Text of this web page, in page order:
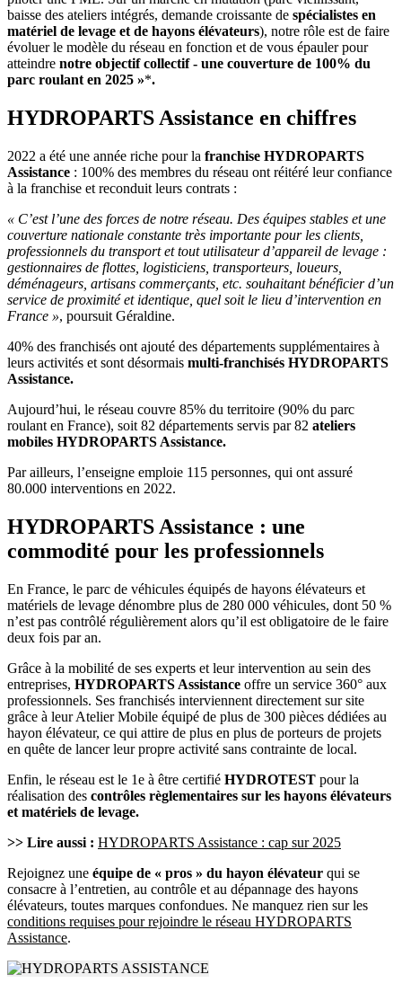
baisse des ateliers intégrés, demande croissante de spécialistes en
matériel de levage et de hayons élévateurs), notre rôle est de faire
évoluer le modèle du réseau en fonction et de vous épauler pour
atteindre notre objectif collectif - une couverture de 100% du
parc roulant en 2025 »*.
HYDROPARTS Assistance en chiffres
2022 a été une année riche pour la franchise HYDROPARTS
Assistance : 100% des membres du réseau ont réitéré leur confiance
à la franchise et reconduit leurs contrats :
« C’est l’une des forces de notre réseau. Des équipes stables et une
couverture nationale constante très importante pour les clients,
professionnels du transport et tout utilisateur d’appareil de levage :
gestionnaires de flottes, logisticiens, transporteurs, loueurs,
déménageurs, artisans commerçants, etc. souhaitant bénéficier d’un
service de proximité et identique, quel soit le lieu d’intervention en
France », poursuit Géraldine.
40% des franchisés ont ajouté des départements supplémentaires à
leurs activités et sont désormais multi-franchisés HYDROPARTS
Assistance.
Aujourd’hui, le réseau couvre 85% du territoire (90% du parc
roulant en France), soit 82 départements servis par 82 ateliers
mobiles HYDROPARTS Assistance.
Par ailleurs, l’enseigne emploie 115 personnes, qui ont assuré
80.000 interventions en 2022.
HYDROPARTS Assistance : une
commodité pour les professionnels
En France, le parc de véhicules équipés de hayons élévateurs et
matériels de levage dénombre plus de 280 000 véhicules, dont 50 %
n’est pas contrôlé régulièrement alors qu’il est obligatoire de le faire
deux fois par an.
Grâce à la mobilité de ses experts et leur intervention au sein des
entreprises, HYDROPARTS Assistance offre un service 360° aux
professionnels. Ses franchisés interviennent directement sur site
grâce à leur Atelier Mobile équipé de plus de 300 pièces dédiées au
hayon élévateur, ce qui attire de plus en plus de porteurs de projets
en quête de lancer leur propre activité sans contrainte de local.
Enfin, le réseau est le 1e à être certifié HYDROTEST pour la
réalisation des contrôles règlementaires sur les hayons élévateurs
et matériels de levage.
>> Lire aussi : HYDROPARTS Assistance : cap sur 2025
Rejoignez une équipe de « pros » du hayon élévateur qui se
consacre à l’entretien, au contrôle et au dépannage des hayons
élévateurs, toutes marques confondues. Ne manquez rien sur les
conditions requises pour rejoindre le réseau HYDROPARTS
Assistance.